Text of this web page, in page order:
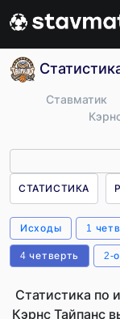
Ставматик
СТАТИСТИКА
Исходы 1
4 четверть 2-
Статистика по
Кэрнс Тайпанс